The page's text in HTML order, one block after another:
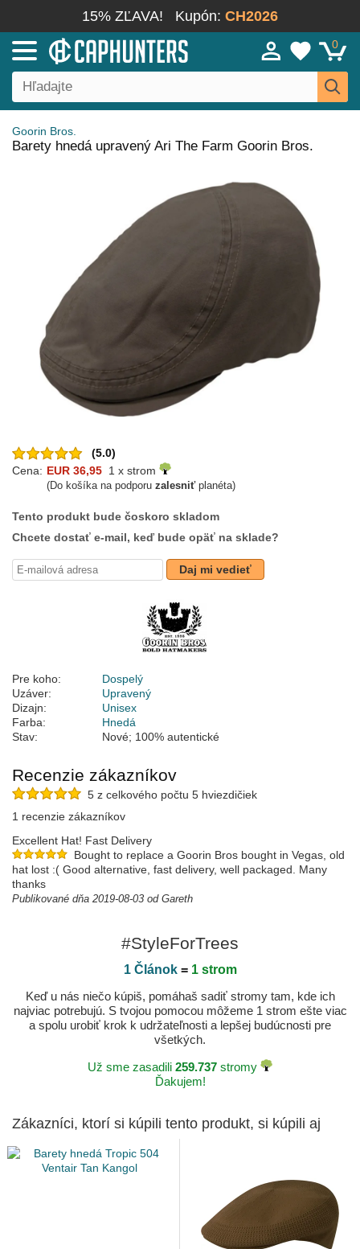
15% ZĽAVA! Kupón: CH2026
0
Goorin Bros.
Barety hnedá upravený Ari The Farm Goorin Bros.
(5.0)
Cena: EUR 36,95 1 x strom
(Do košíka na podporu zalesniťplanéta)
Tento produkt bude čoskoro skladom
Chcete dostať e-mail, keď bude opäť na sklade?
Daj mi vedieť
Pre koho:
Dospelý
Uzáver:
Upravený
Dizajn:
Unisex
Farba:
Hnedá
Stav:
Nové; 100% autentické
Recenzie zákazníkov
5 z celkového počtu 5 hviezdičiek
1 recenzie zákazníkov
Excellent Hat! Fast Delivery
Bought to replace a Goorin Bros bought in Vegas, old
hat lost :( Good alternative, fast delivery, well packaged. Many
thanks
Publikované dňa 2019-08-03 od Gareth
#StyleForTrees
1 Článok= 1 strom
Keď u nás niečo kúpiš, pomáhaš sadiť stromy tam, kde ich
najviac potrebujú. S tvojou pomocou môžeme 1 strom ešte viac
a spolu urobiť krok k udržateľnosti a lepšej budúcnosti pre
všetkých.
Už sme zasadili 259.737 stromy
Ďakujem!
Zákazníci, ktorí si kúpili tento produkt, si kúpili aj